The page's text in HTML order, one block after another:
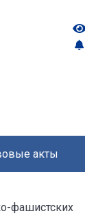
акты
фашистских